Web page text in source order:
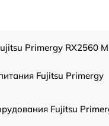
Primergy RX2560
Fujitsu Primergy
Fujitsu